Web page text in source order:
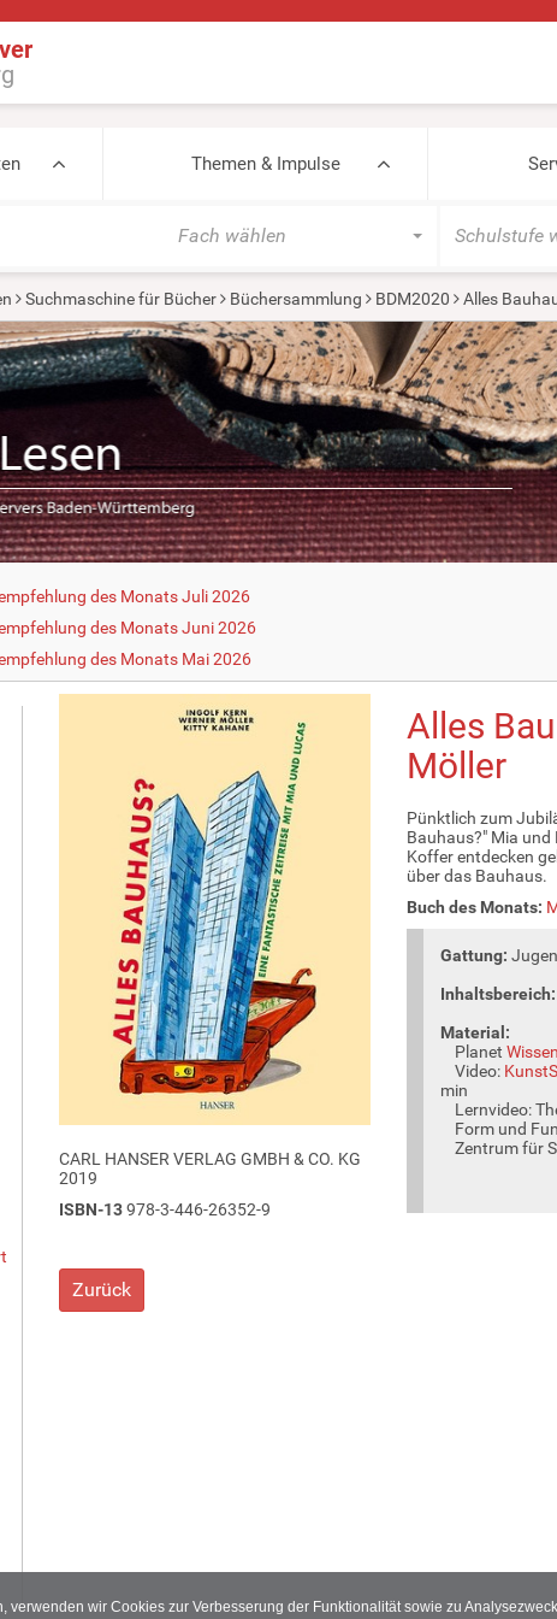
verwenden wir Cookies zur Verbesserung der Funktionalität sowie zu
Themen & Impulse
Fach wählen Schulstufe
Suchmaschine für Bücher Büchersammlung BDM2020 Alles
des Monats Juli 2026
des Monats Juni 2026
des Monats Mai 2026
CARL HANSER VERLAG GMBH & CO. KG
2019
ISBN-13978-3-446-26352-9
Alles
Möller
Pünktlich zum
Bauhaus?" Mia und
Koffer entdecken
über das Bauhaus.
Buch des Monats:
Gattung:
Inhaltsbereich:
Material:
Planet Wissen
Video:
min
Lernvideo:
Form und
Zentrum für
Zurück